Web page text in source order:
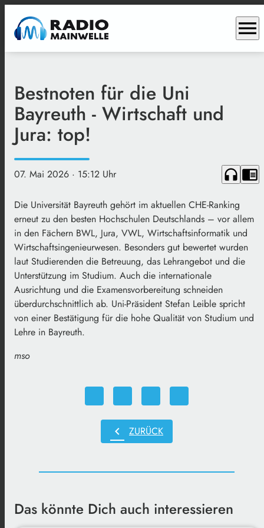
menu
Bestnoten für die Uni
Bayreuth - Wirtschaft und
Jura: top!
07. Mai 2026 · 15:12 Uhr headphones chrome_reader_mode
Die Universität Bayreuth gehört im aktuellen CHE-Ranking
erneut zu den besten Hochschulen Deutschlands – vor allem
in den Fächern BWL, Jura, VWL, Wirtschaftsinformatik und
Wirtschaftsingenieurwesen. Besonders gut bewertet wurden
laut Studierenden die Betreuung, das Lehrangebot und die
Unterstützung im Studium. Auch die internationale
Ausrichtung und die Examensvorbereitung schneiden
überdurchschnittlich ab. Uni-Präsident Stefan Leible spricht
von einer Bestätigung für die hohe Qualität von Studium und
Lehre in Bayreuth.
mso
chevron_left ZURÜCK
Das könnte Dich auch interessieren